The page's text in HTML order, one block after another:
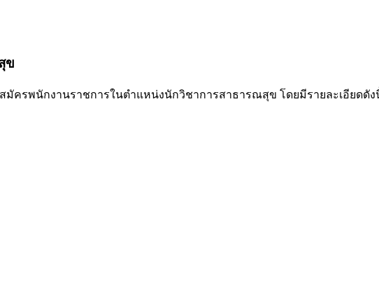
ข
ครพนักงานราชการในตำแหน่งนักวิชาการสาธารณสุข โดยมีรายละเอียดดัง